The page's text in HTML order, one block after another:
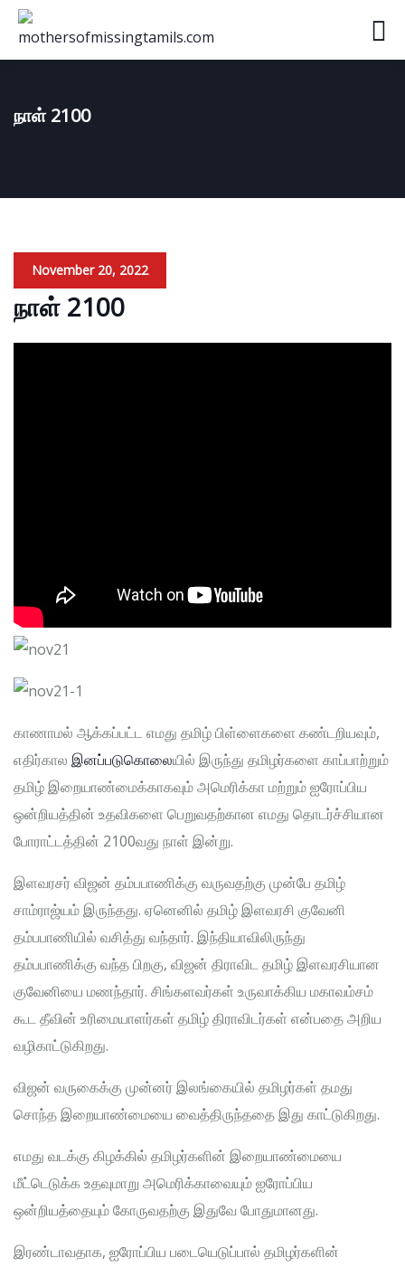
நாள் 2100
November 20, 2022
நாள் 2100
காணாமல் ஆக்கப்பட்ட எமது தமிழ் பிள்ளைகளை கண்டறியவும்,
எதிர்கால இனப்படுகொலையில் இருந்து தமிழர்களை காப்பாற்றும்
தமிழ் இறையாண்மைக்காகவும் அமெரிக்கா மற்றும் ஐரோப்பிய
ஒன்றியத்தின் உதவிகளை பெறுவதற்கான எமது தொடர்ச்சியான
போராட்டத்தின் 2100வது நாள் இன்று.
இளவரசர் விஜன் தம்பபாணிக்கு வருவதற்கு முன்பே தமிழ்
சாம்ராஜ்யம் இருந்தது. ஏனெனில் தமிழ் இளவரசி குவேனி
தம்பபாணியில் வசித்து வந்தார். இந்தியாவிலிருந்து
தம்பபாணிக்கு வந்த பிறகு, விஜன் திராவிட தமிழ் இளவரசியான
குவேனியை மணந்தார். சிங்களவர்கள் உருவாக்கிய மகாவம்சம்
கூட தீவின் உரிமையாளர்கள் தமிழ் திராவிடர்கள் என்பதை அறிய
வழிகாட்டுகிறது.
விஜன் வருகைக்கு முன்னர் இலங்கையில் தமிழர்கள் தமது
சொந்த இறையாண்மையை வைத்திருந்ததை இது காட்டுகிறது.
எமது வடக்கு கிழக்கில் தமிழர்களின் இறையாண்மையை
மீட்டெடுக்க உதவுமாறு அமெரிக்காவையும் ஐரோப்பிய
ஒன்றியத்தையும் கோருவதற்கு இதுவே போதுமானது.
இரண்டாவதாக, ஐரோப்பிய படையெடுப்பால் தமிழர்களின்